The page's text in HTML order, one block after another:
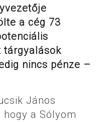
a cég 73
nincs pénze –
János
a Sólyom